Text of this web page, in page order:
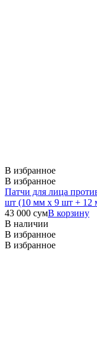
В избранное
В избранное
Патчи для лица
шт (10 мм х 9 шт + 12
43 000 сумВ корзину
В наличии
В избранное
В избранное